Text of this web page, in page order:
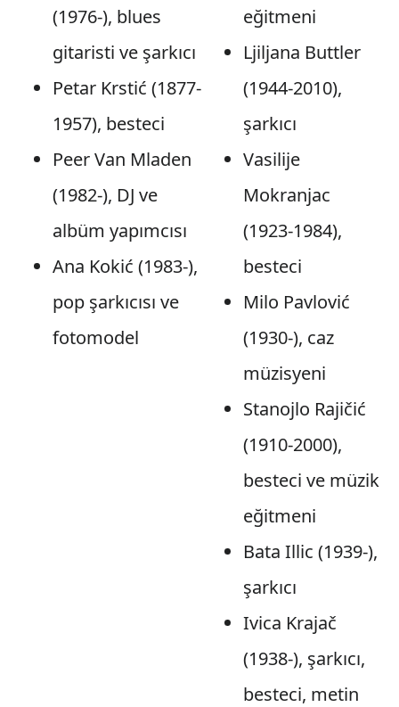
(1976-), blues
gitaristi ve şarkıcı
Petar Krstić (1877-
1957), besteci
Peer Van Mladen
(1982-), DJ ve
albüm yapımcısı
Ana Kokić (1983-),
pop şarkıcısı ve
fotomodel
eğitmeni
Ljiljana Buttler
(1944-2010),
şarkıcı
Vasilije
Mokranjac
(1923-1984),
besteci
Milo Pavlović
(1930-), caz
müzisyeni
Stanojlo Rajičić
(1910-2000),
besteci ve müzik
eğitmeni
Bata Illic (1939-),
şarkıcı
Ivica Krajač
(1938-), şarkıcı,
besteci, metin